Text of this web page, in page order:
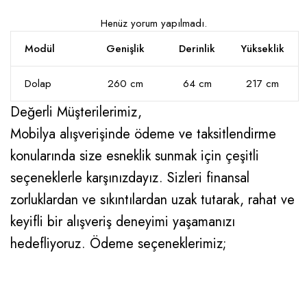
Henüz yorum yapılmadı.
Modül
Genişlik Derinlik Yükseklik
Dolap 260 cm 64 cm 217 cm
Değerli Müşterilerimiz,
Mobilya alışverişinde ödeme ve taksitlendirme
konularında size esneklik sunmak için çeşitli
seçeneklerle karşınızdayız. Sizleri finansal
zorluklardan ve sıkıntılardan uzak tutarak, rahat ve
keyifli bir alışveriş deneyimi yaşamanızı
hedefliyoruz. Ödeme seçeneklerimiz;